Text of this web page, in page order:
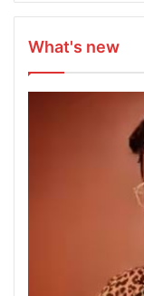
What's new